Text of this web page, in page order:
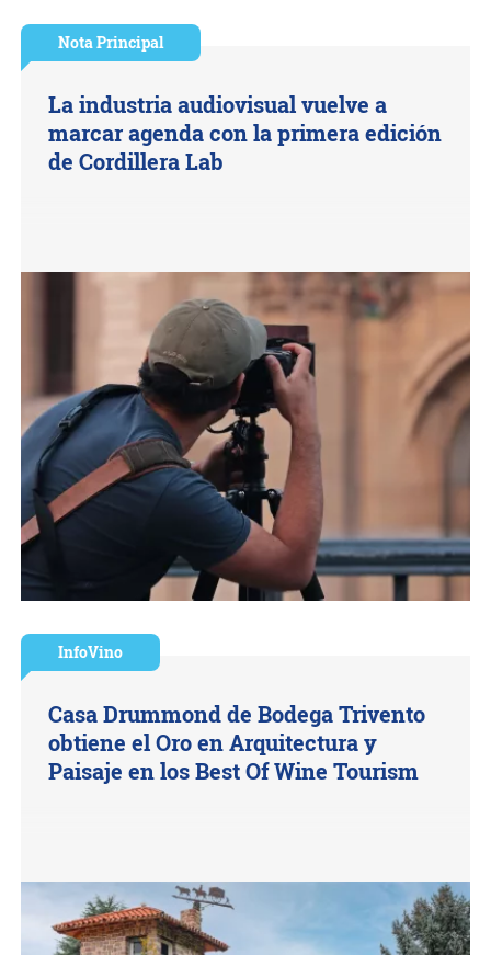
Nota Principal
La industria audiovisual vuelve a
marcar agenda con la primera edición
de Cordillera Lab
InfoVino
Casa Drummond de Bodega Trivento
obtiene el Oro en Arquitectura y
Paisaje en los Best Of Wine Tourism